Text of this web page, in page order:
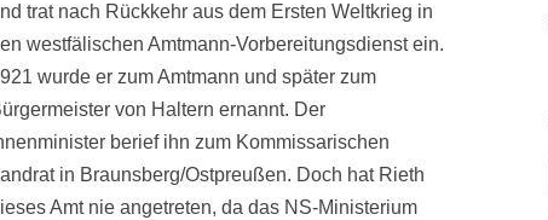
trat nach Rückkehr aus dem Ersten Weltkrieg in
westfälischen Amtmann-Vorbereitungsdienst ein.
wurde er zum Amtmann und später zum
von Haltern ernannt. Der
berief ihn zum Kommissarischen
in Braunsberg/Ostpreußen. Doch hat Rieth
Amt nie angetreten, da das NS-Ministerium